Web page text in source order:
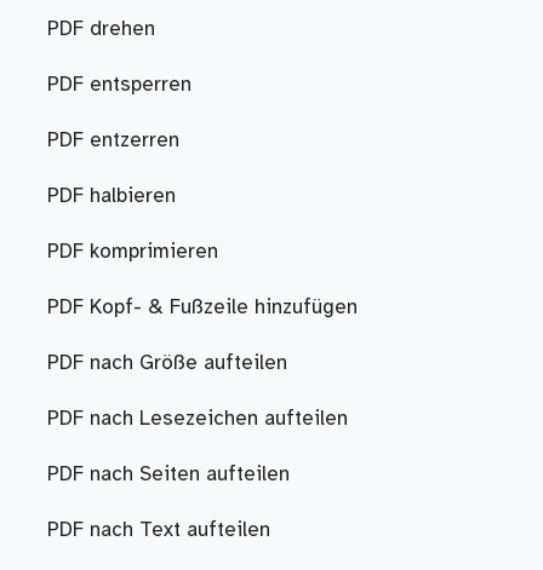
PDF drehen
PDF entsperren
PDF entzerren
PDF halbieren
PDF komprimieren
PDF Kopf- & Fußzeile hinzufügen
PDF nach Größe aufteilen
PDF nach Lesezeichen aufteilen
PDF nach Seiten aufteilen
PDF nach Text aufteilen